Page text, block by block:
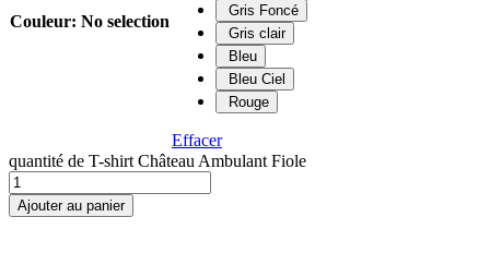
Couleur: No selection
Gris Foncé
Gris clair
Bleu
Bleu Ciel
Rouge
Effacer
quantité de T-shirt Château Ambulant Fiole
Ajouter au panier